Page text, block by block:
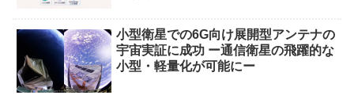
小型衛星での6G向け展開型アンテナの
宇宙実証に成功 ー通信衛星の飛躍的な
小型・軽量化が可能にー